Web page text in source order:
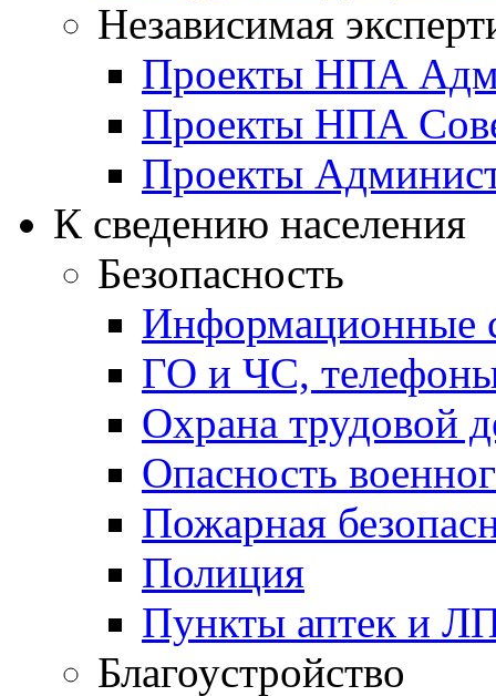
Независимая
Проекты НПА
Проекты НПА
Проекты
К сведению населения
Безопасность
Информационные
ГО и ЧС,
Охрана трудовой
Опасность
Пожарная
Полиция
Пункты аптек и
Благоустройство